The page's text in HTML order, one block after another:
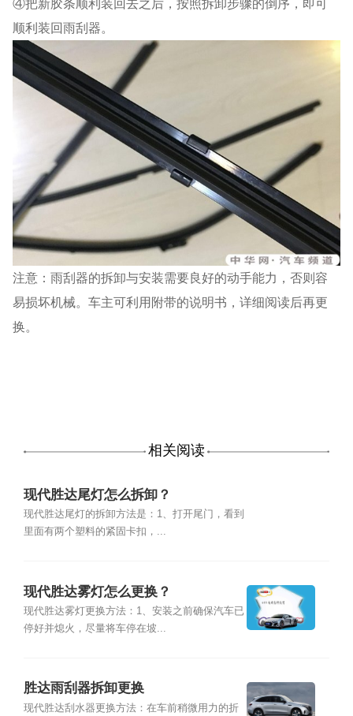
顺利装回雨刮器。
注意：雨刮器的拆卸与安装需要良好的动手能力，否则容
易损坏机械。车主可利用附带的说明书，详细阅读后再更
换。
相关阅读
现代胜达尾灯怎么拆卸？
现代胜达尾灯的拆卸方法是：1、打开尾门，看到
里面有两个塑料的紧固卡扣，...
现代胜达雾灯怎么更换？
现代胜达雾灯更换方法：1、安装之前确保汽车已
停好并熄火，尽量将车停在坡...
胜达雨刮器拆卸更换
现代胜达刮水器更换方法：在车前稍微用力的折